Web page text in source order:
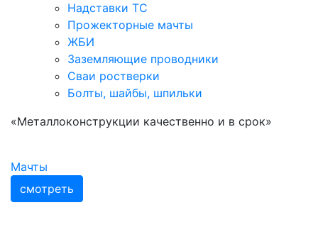
Надставки ТС
Прожекторные мачты
ЖБИ
Заземляющие проводники
Сваи ростверки
Болты, шайбы, шпильки
«Металлоконструкции качественно и в срок»
Мачты
смотреть